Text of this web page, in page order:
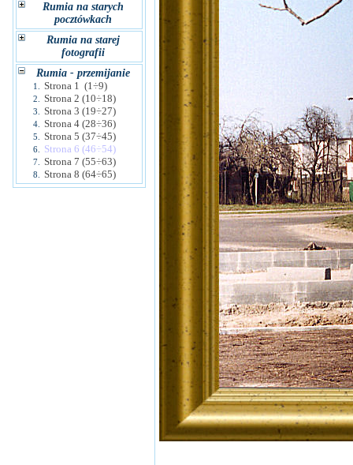
Rumia na starych
pocztówkach
Rumia na starej
fotografii
Rumia - przemijanie
1. Strona 1 (1÷9)
2. Strona 2 (10÷18)
3. Strona 3 (19÷27)
4. Strona 4 (28÷36)
5. Strona 5 (37÷45)
6. Strona 6 (46÷54)
7. Strona 7 (55÷63)
8. Strona 8 (64÷65)